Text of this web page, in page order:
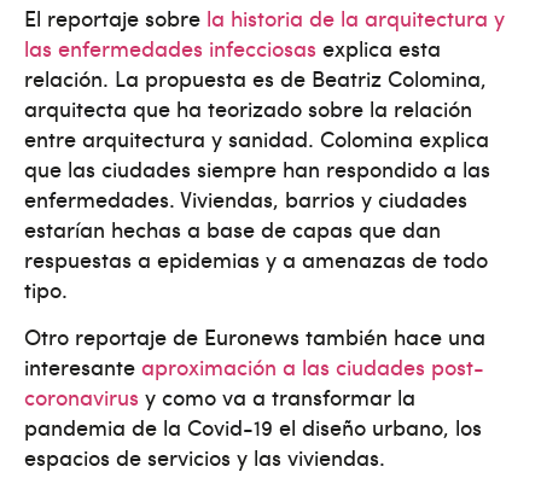
El reportaje sobre la historia de la arquitectura y
las enfermedades infecciosas explica esta
relación. La propuesta es de Beatriz Colomina,
arquitecta que ha teorizado sobre la relación
entre arquitectura y sanidad. Colomina explica
que las ciudades siempre han respondido a las
enfermedades. Viviendas, barrios y ciudades
estarían hechas a base de capas que dan
respuestas a epidemias y a amenazas de todo
tipo.
Otro reportaje de Euronews también hace una
interesante aproximación a las ciudades post-
coronavirus y como va a transformar la
pandemia de la Covid-19 el diseño urbano, los
espacios de servicios y las viviendas.